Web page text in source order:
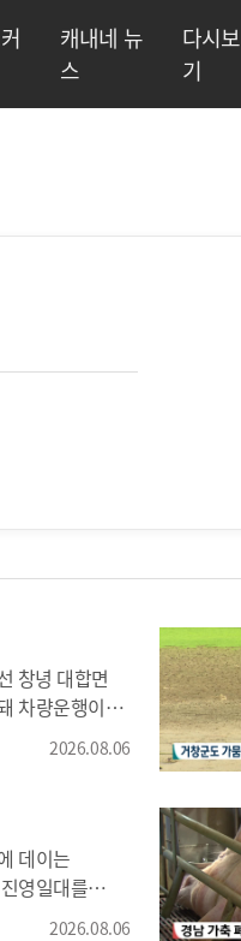
캐내네 뉴
스
다시보
기
창녕 대합면
차량운행이
인 것으로
2026.08.06
데이는
일소피해가
2026.08.06